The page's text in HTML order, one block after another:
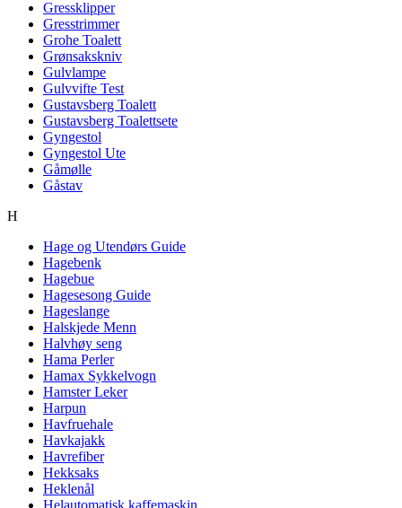
Gressklipper
Gresstrimmer
Grohe Toalett
Grønsakskniv
Gulvlampe
Gulvvifte Test
Gustavsberg Toalett
Gustavsberg Toalettsete
Gyngestol
Gyngestol Ute
Gåmølle
Gåstav
H
Hage og Utendørs Guide
Hagebenk
Hagebue
Hagesesong Guide
Hageslange
Halskjede Menn
Halvhøy seng
Hama Perler
Hamax Sykkelvogn
Hamster Leker
Harpun
Havfruehale
Havkajakk
Havrefiber
Hekksaks
Heklenål
Helautomatisk kaffemaskin